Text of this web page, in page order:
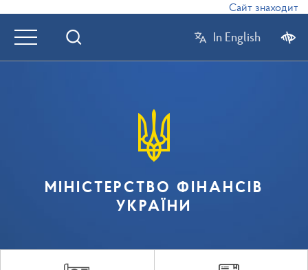
Сайт
In English
МІНІСТЕРСТВО ФІНАНСІВ
УКРАЇНИ